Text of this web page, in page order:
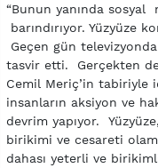
“Bunun yanında
barındırıyor. Yüzyüze
Geçen gün
tasvir etti. Gerçekten
Cemil Meriç’in tabiriyle
insanların aksiyon ve
devrim yapıyor.
birikimi ve cesareti
dahası yeterli ve